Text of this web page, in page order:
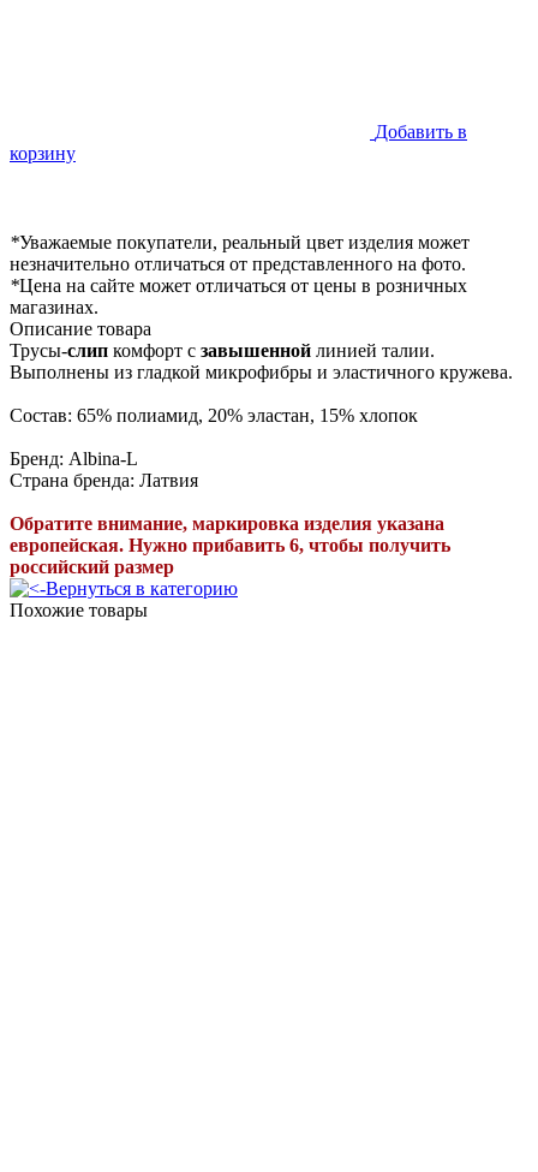
Добавить в
корзину
*Уважаемые покупатели, реальный цвет изделия может
незначительно отличаться от представленного на фото.
*Цена на сайте может отличаться от цены в розничных
магазинах.
Описание товара
Трусы-слип комфорт с завышенной линией талии.
Выполнены из гладкой микрофибры и эластичного кружева.
Состав: 65% полиамид, 20% эластан, 15% хлопок
Бренд: Albina-L
Страна бренда: Латвия
Обратите внимание, маркировка изделия указана
европейская. Нужно прибавить 6, чтобы получить
российский размер
Вернуться в категорию
Похожие товары